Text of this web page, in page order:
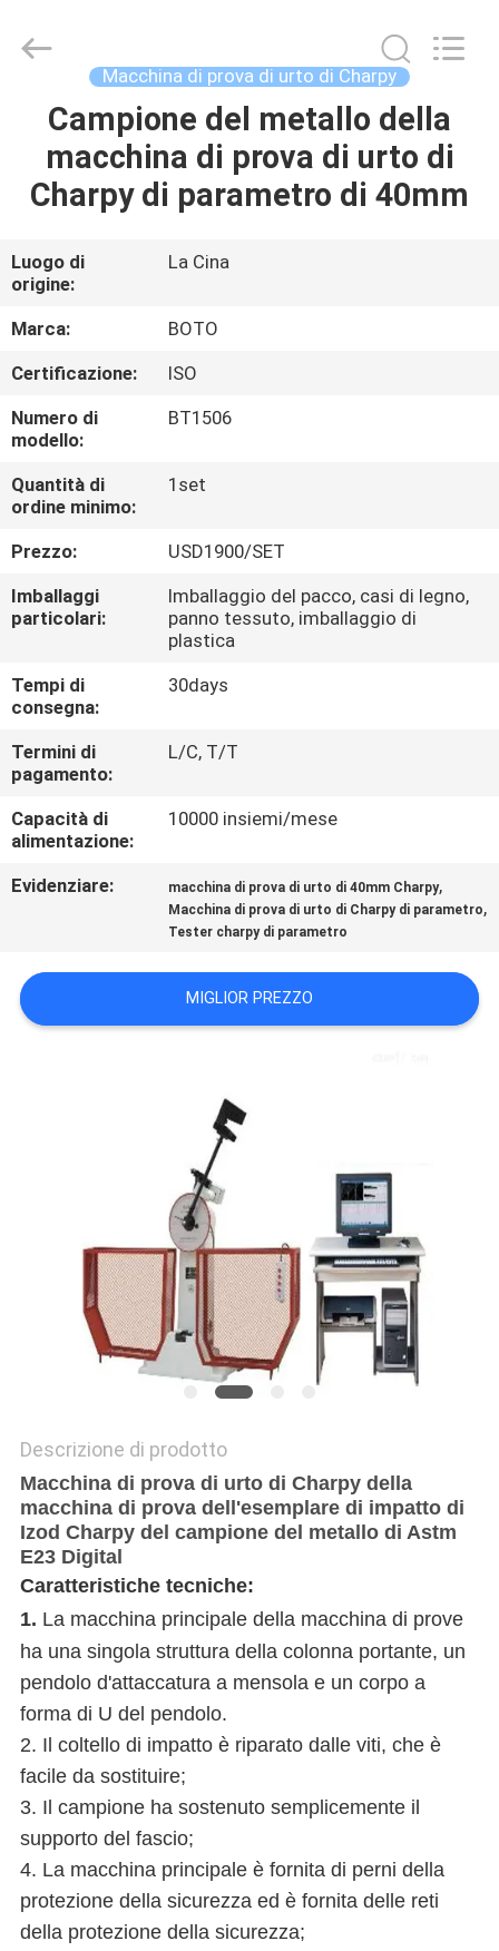
CASA
PRODOTTI
CIRCA
NOI
GIRO
DELLA
FABBRICA
CONTROLLO
DI
QUALITÀ
CONTATTICI
UNA
CITAZIONE
MAPPA
POLITICA
GROUP
LTD.
Macchina di prova di urto di Charpy
Campione del metallo della
macchina di prova di urto di
Charpy di parametro di 40mm
Luogo di
origine:
La Cina
Marca:
BOTO
Certificazione:
ISO
Numero di
modello:
BT1506
Quantità di
ordine minimo:
1set
Prezzo:
USD1900/SET
Imballaggi
particolari:
Imballaggio del pacco, casi di legno,
panno tessuto, imballaggio di
plastica
Tempi di
consegna:
30days
Termini di
pagamento:
L/C, T/T
Capacità di
alimentazione:
10000 insiemi/mese
Evidenziare: macchina di prova di urto di 40mm Charpy,
Macchina di prova di urto di Charpy di parametro,
Tester charpy di parametro
MIGLIOR PREZZO
Descrizione di prodotto
Macchina di prova di urto di Charpy della
macchina di prova dell'esemplare di impatto di
Izod Charpy del campione del metallo di Astm
E23 Digital
Caratteristiche tecniche:
1. La macchina principale della macchina di prove
ha una singola struttura della colonna portante, un
pendolo d'attaccatura a mensola e un corpo a
forma di U del pendolo.
2. Il coltello di impatto è riparato dalle viti, che è
facile da sostituire;
3. Il campione ha sostenuto semplicemente il
supporto del fascio;
4. La macchina principale è fornita di perni della
protezione della sicurezza ed è fornita delle reti
della protezione della sicurezza;